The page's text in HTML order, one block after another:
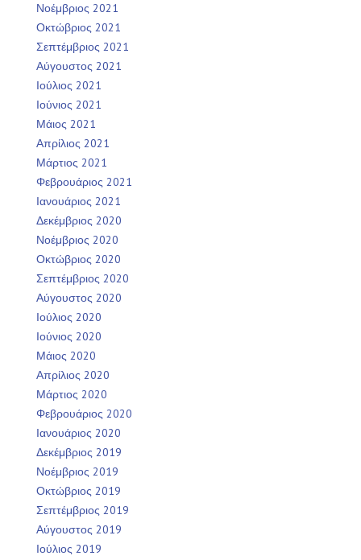
Νοέμβριος 2021
Οκτώβριος 2021
Σεπτέμβριος 2021
Αύγουστος 2021
Ιούλιος 2021
Ιούνιος 2021
Μάιος 2021
Απρίλιος 2021
Μάρτιος 2021
Φεβρουάριος 2021
Ιανουάριος 2021
Δεκέμβριος 2020
Νοέμβριος 2020
Οκτώβριος 2020
Σεπτέμβριος 2020
Αύγουστος 2020
Ιούλιος 2020
Ιούνιος 2020
Μάιος 2020
Απρίλιος 2020
Μάρτιος 2020
Φεβρουάριος 2020
Ιανουάριος 2020
Δεκέμβριος 2019
Νοέμβριος 2019
Οκτώβριος 2019
Σεπτέμβριος 2019
Αύγουστος 2019
Ιούλιος 2019